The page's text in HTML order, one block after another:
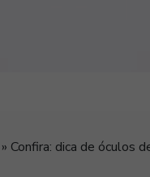
» Confira: dica de óculos